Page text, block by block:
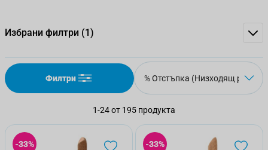
Избрани филтри (1)
Филтри
1-24от 195 продукта
-33% -33%